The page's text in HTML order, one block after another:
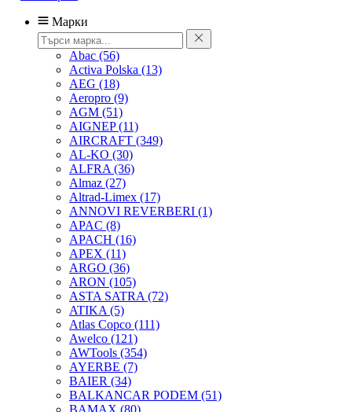
Марки
Abac (56)
Activa Polska (13)
AEG (18)
Aeropro (9)
AGM (51)
AIGNEP(11)
AIRCRAFT (349)
AL-KO (30)
ALFRA (36)
Almaz (27)
Altrad-Limex (17)
ANNOVI REVERBERI (1)
APAC (8)
APACH (16)
APEX (11)
ARGO (36)
ARON (105)
ASTA SATRA (72)
ATIKA (5)
Atlas Copco (111)
Awelco (121)
AWTools (354)
AYERBE (7)
BAIER (34)
BALKANCAR PODEM (51)
BAMAX (80)